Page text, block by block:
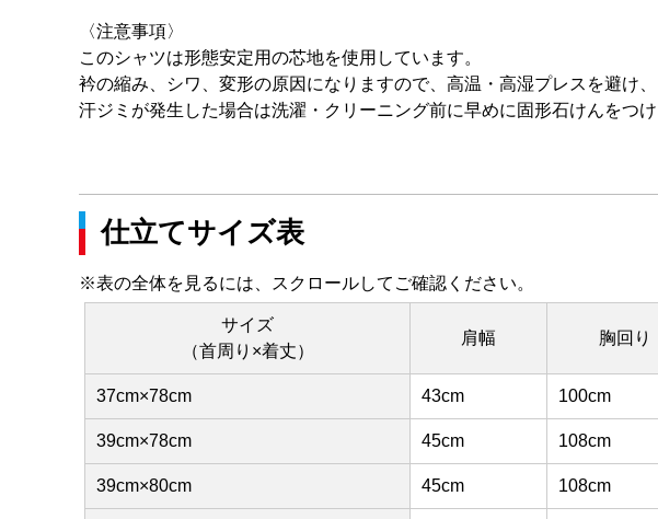
〈注意事項〉
このシャツは形態安定用の芯地を使用しています。
衿の縮み、シワ、変形の原因になりますので、高温・高湿プレスを避け、
汗ジミが発生した場合は洗濯・クリーニング前に早めに固形石けんをつ
仕立てサイズ表
※表の全体を見るには、スクロールしてご確認ください。
サイズ
（首周り×着丈）
肩幅 胸回り
37cm×78cm 43cm 100cm
39cm×78cm 45cm 108cm
39cm×80cm 45cm 108cm